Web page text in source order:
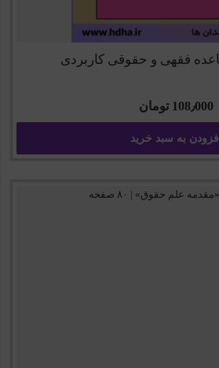
108٫000 تومان
افزودن به سبد خرید